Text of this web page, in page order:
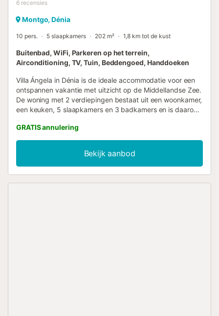
6 recensies
Montgo, Dénia
10 pers. 5 slaapkamers 202 m² 1,8 km tot de kust
Buitenbad, WiFi, Parkeren op het terrein,
Airconditioning, TV, Tuin, Beddengoed, Handdoeken
Villa Ángela in Dénia is de ideale accommodatie voor een
ontspannen vakantie met uitzicht op de Middellandse Zee.
De woning met 2 verdiepingen bestaat uit een woonkamer,
een keuken, 5 slaapkamers en 3 badkamers en is daarom
met een speciale werkruimte voor thuiskantoor, een tv,
airconditioning en een wasmachine. Deze vakantiewoning
biedt een privé buitenruimte met een zwembad, tuin,
overdekt terras en barbecue. Er is een parkeerplaats
beschikbaar op het terrein. Huisdieren, roken en feestelijke
GRATIS annulering
Bekijk aanbod